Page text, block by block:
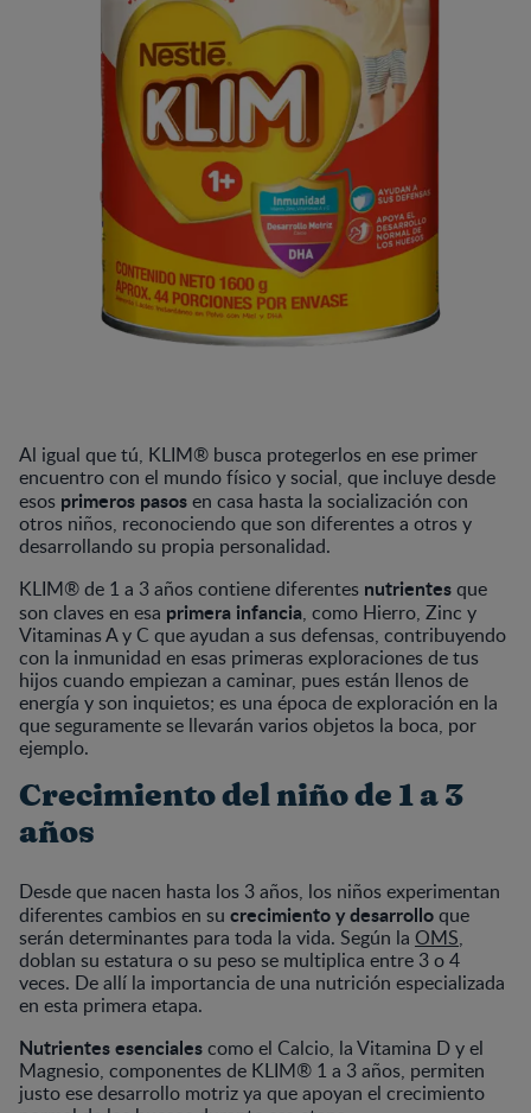
Al igual que tú, KLIM® busca protegerlos en ese primer
encuentro con el mundo físico y social, que incluye desde
esos primeros pasosen casa hasta la socialización con
otros niños, reconociendo que son diferentes a otros y
desarrollando su propia personalidad.
KLIM® de 1 a 3 años contiene diferentes nutrientesque
son claves en esa primera infancia, como Hierro, Zinc y
Vitaminas A y C que ayudan a sus defensas, contribuyendo
con la inmunidad en esas primeras exploraciones de tus
hijos cuando empiezan a caminar, pues están llenos de
energía y son inquietos; es una época de exploración en la
que seguramente se llevarán varios objetos la boca, por
ejemplo.
Crecimiento del niño de 1 a 3
años
Desde que nacen hasta los 3 años, los niños experimentan
diferentes cambios en su crecimiento y desarrolloque
serán determinantes para toda la vida. Según la OMS,
doblan su estatura o su peso se multiplica entre 3 o 4
veces. De allí la importancia de una nutrición especializada
en esta primera etapa.
Nutrientes esencialescomo el Calcio, la Vitamina D y el
Magnesio, componentes de KLIM® 1 a 3 años, permiten
justo ese desarrollo motriz ya que apoyan el crecimiento